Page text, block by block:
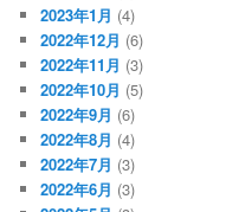
2023年1月 (4)
2022年12月 (6)
2022年11月 (3)
2022年10月 (5)
2022年9月 (6)
2022年8月 (4)
2022年7月 (3)
2022年6月 (3)